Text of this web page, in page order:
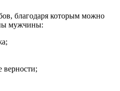
благодаря которым можно
мужчины:
верности;